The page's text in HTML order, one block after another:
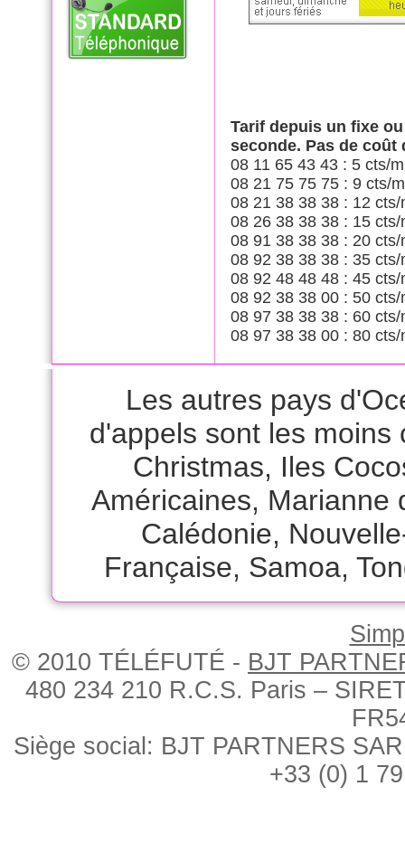
Tarif depuis un fixe
seconde. Pas de coût
08 11 65 43 43 : 5 cts/
08 21 75 75 75 : 9 cts/
08 21 38 38 38 : 12 cts/
08 26 38 38 38 : 15 cts/
08 91 38 38 38 : 20 cts/
08 92 38 38 38 : 35 cts/
08 92 48 48 48 : 45 cts/
08 92 38 38 00 : 50 cts/
08 97 38 38 38 : 60 cts/
08 97 38 38 00 : 80 cts/
Les autres pays
d'appels sont les
Christmas, Iles
Américaines, Marianne
Calédonie,
Française, Samoa,
© 2010 TÉLÉFUTÉ - BJT
480 234 210 R.C.S. Paris –
Siège social: BJT PARTNERS
+33 (0) 1